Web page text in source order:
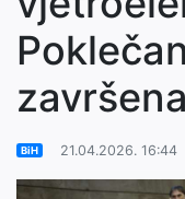
završena
BiH 21.04.2026. 16:44